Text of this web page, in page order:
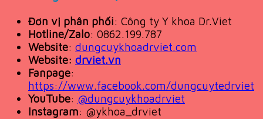
Đơn vị phân phối: Công ty Y khoa Dr.Viet
Hotline/Zalo: 0862.199.787
Website: dungcuykhoadrviet.com
Website: drviet.vn
Fanpage:
https://www.facebook.com/dungcuytedrviet
YouTube: @dungcuykhoadrviet
Instagram: @ykhoa_drviet